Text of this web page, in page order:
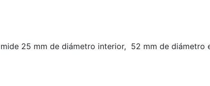
25 mm de diámetro interior, 52 mm de